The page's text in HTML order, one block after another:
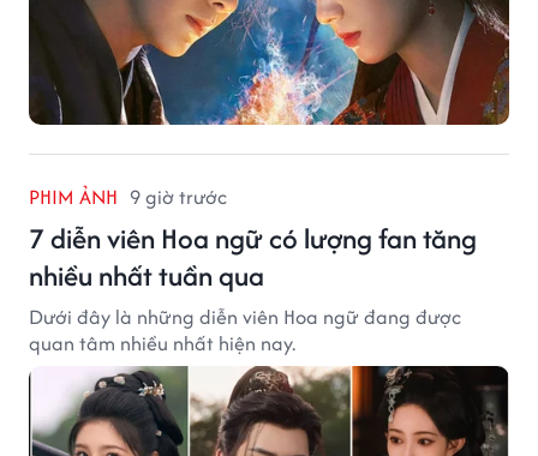
PHIM ẢNH 9 giờ trước
7 diễn viên Hoa ngữ có lượng fan tăng
nhiều nhất tuần qua
Dưới đây là những diễn viên Hoa ngữ đang được
quan tâm nhiều nhất hiện nay.